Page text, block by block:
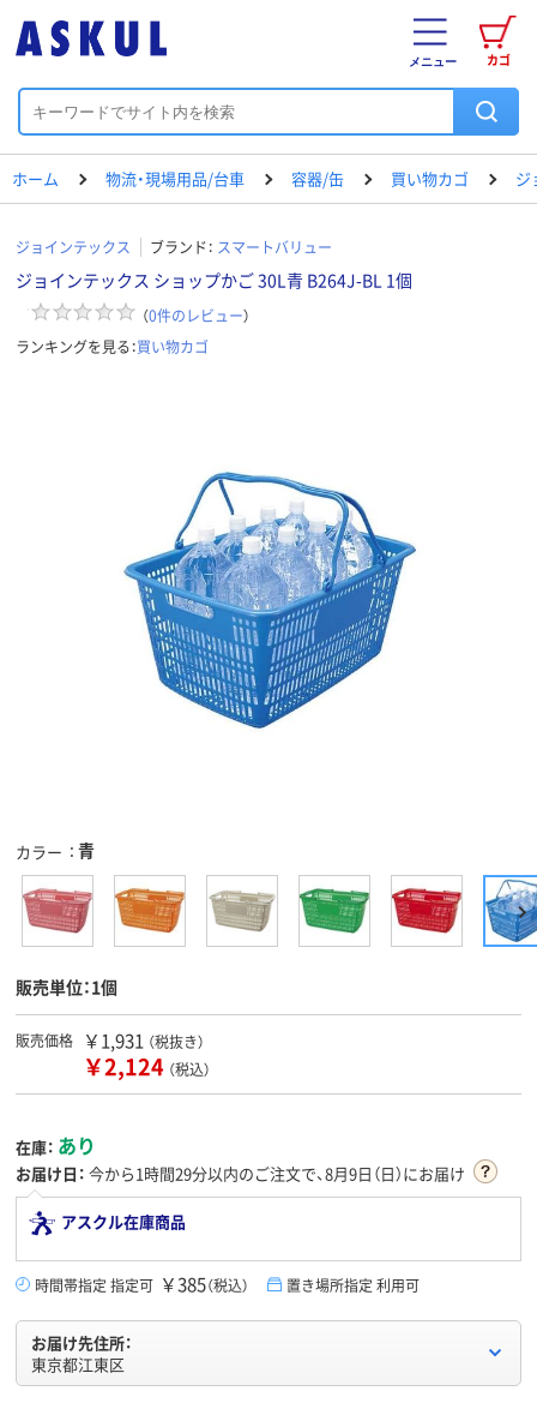
カゴ
メニュー
ホーム 物流・現場用品/台車 容器/缶 買い物カゴ ジ
ジョインテックス ブランド： スマートバリュー
ジョインテックス ショップかご 30L青 B264J-BL 1個
（0件のレビュー）
ランキングを見る：買い物カゴ
カラー 青
販売単位：1個
販売価格 ￥1,931 （税抜き）
￥2,124 （税込）
在庫： あり
お届け日： 今から1時間29分以内のご注文で、8月9日（日）にお届け
アスクル在庫商品
時間帯指定 指定可 ￥385（税込） 置き場所指定 利用可
お届け先住所：
東京都江東区